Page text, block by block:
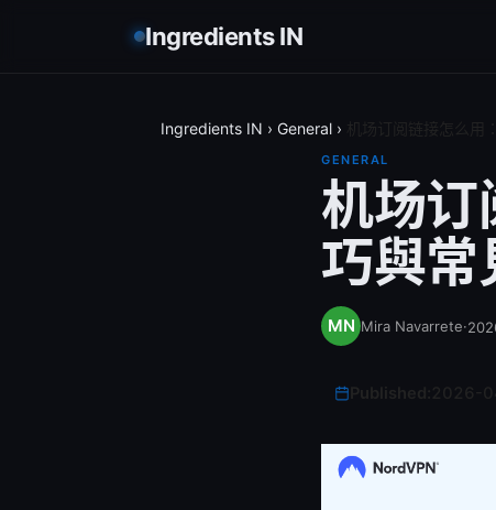
Ingredients IN
Ingredients IN › General ›
GENERAL
机场订
巧與常
Mira Navarrete·